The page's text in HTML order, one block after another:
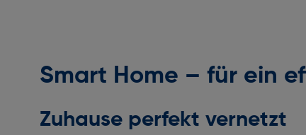
Smart Home – für ein
Zuhause perfekt vernetzt